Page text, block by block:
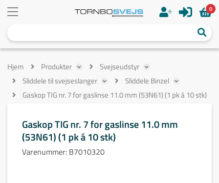
0
Hjem Produkter
Svejseudstyr
Sliddele til svejseslanger
Sliddele Binzel
Gaskop TIG nr. 7 for gaslinse 11.0 mm (53N61) (1 pk á 10 stk)
Gaskop TIG nr. 7 for gaslinse 11.0 mm
(53N61) (1 pk á 10 stk)
Varenummer: B7010320